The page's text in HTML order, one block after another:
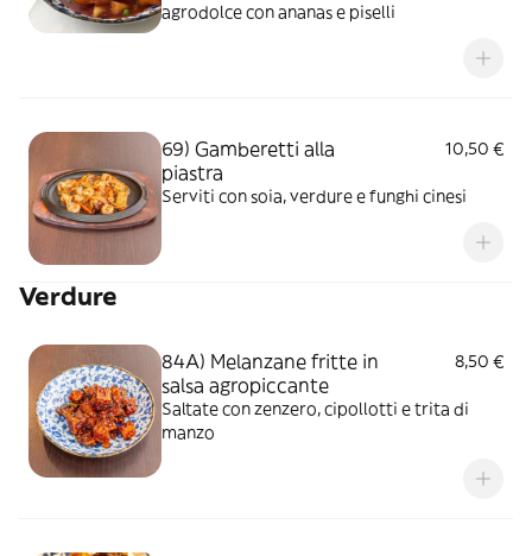
agrodolce con ananas e piselli
69) Gamberetti alla
piastra
10,50 €
Serviti con soia, verdure e funghi cinesi
Verdure
84A) Melanzane fritte in
salsa agropiccante
8,50 €
Saltate con zenzero, cipollotti e trita di
manzo